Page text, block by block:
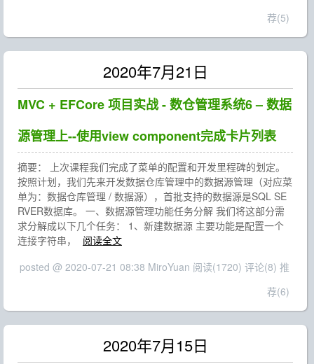
荐(5)
2020年7月21日
MVC + EFCore 项目实战 - 数仓管理系统6 – 数据
源管理上--使用view component完成卡片列表
摘要： 上次课程我们完成了菜单的配置和开发里程碑的划定。
按照计划，我们先来开发数据仓库管理中的数据源管理（对应菜
单为：数据仓库管理 / 数据源），首批支持的数据源是SQL SE
RVER数据库。 一、数据源管理功能任务分解 我们将这部分需
求分解成以下几个任务： 1、新建数据源 主要功能是配置一个
连接字符串，
阅读全文
posted @ 2020-07-21 08:38 MiroYuan 阅读(1720) 评论(8) 推
荐(6)
2020年7月15日